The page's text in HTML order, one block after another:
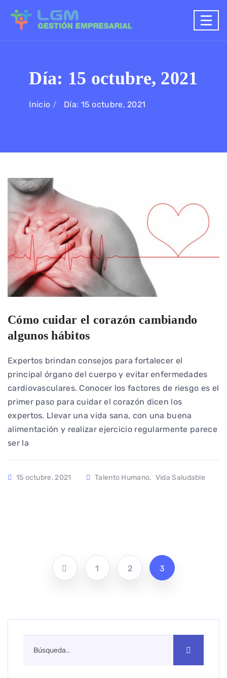
Día: 15 octubre, 2021
Inicio Día: 15 octubre, 2021
Cómo cuidar el corazón cambiando
algunos hábitos
Expertos brindan consejos para fortalecer el
principal órgano del cuerpo y evitar enfermedades
cardiovasculares. Conocer los factores de riesgo es el
primer paso para cuidar el corazón dicen los
expertos. Llevar una vida sana, con una buena
alimentación y realizar ejercicio regularmente parece
ser la
15 octubre, 2021 Talento Humano, Vida Saludable
1 2 3